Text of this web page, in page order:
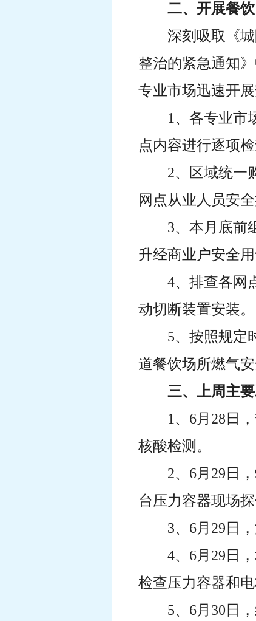
二、开展餐
深刻吸取《
整治的紧急通知
专业市场迅速开
1、各专业市
点内容进行逐项
2、区域统一
网点从业人员安
3、本月底前
升经商业户安全
4、排查各网
动切断装置安装。
5、按照规定
道餐饮场所燃气
三、上周主
1、6月28日
核酸检测。
2、6月29日
台压力容器现场探
3、6月29日
4、6月29日
检查压力容器和
5、6月30日